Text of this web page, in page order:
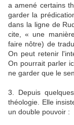
a amené certains
garder la
dans la ligne de
cite, « une
faire nôtre) de
On peut retenir
On pourrait parler
ne garder que le
3. Depuis
théologie. Elle
un double pouvoir :